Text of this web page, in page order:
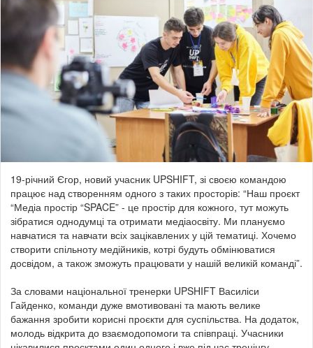
19-річний Єгор, новий учасник UPSHIFT, зі своєю командою
працює над створенням одного з таких просторів: “Наш проєкт
“Медіа простір “SPACE” - це простір для кожного, тут можуть
зібратися однодумці та отримати медіаосвіту. Ми плануємо
навчатися та навчати всіх зацікавлених у цій тематиці. Хочемо
створити спільноту медійників, котрі будуть обмінюватися
досвідом, а також зможуть працювати у нашій великій команді”.
За словами національної тренерки UPSHIFT Василіси
Гайденко, команди дуже вмотивовані та мають велике
бажання зробити корисні проєкти для суспільства. На додаток,
молодь відкрита до взаємодопомоги та співпраці. Учасники